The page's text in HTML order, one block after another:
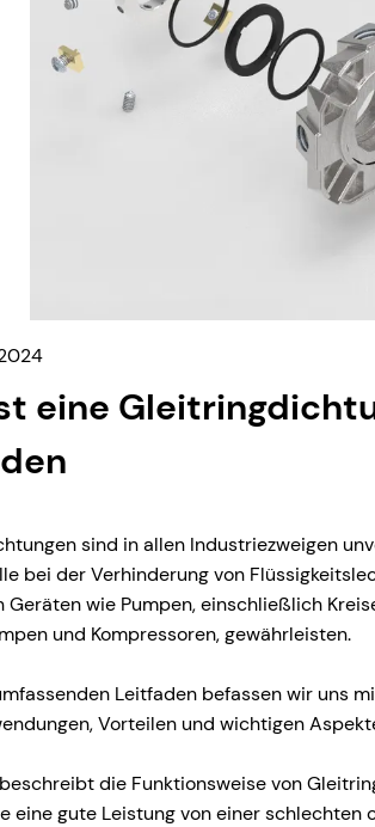
eine
sind in allen Industriezweigen
bei der Verhinderung von
Geräten wie Pumpen, einschließlich
und Kompressoren, gewährleisten.
Leitfaden befassen wir uns
Vorteilen und wichtigen
die Funktionsweise von
eine gute Leistung von einer